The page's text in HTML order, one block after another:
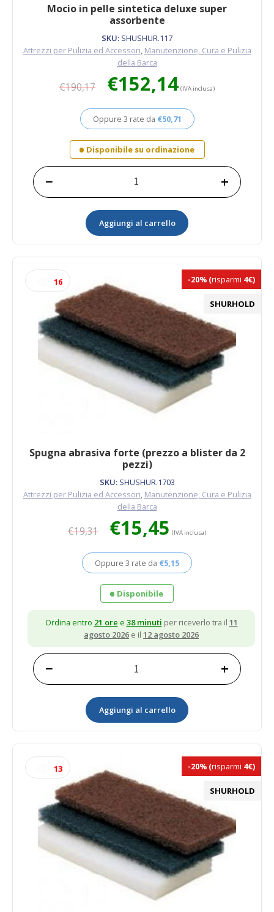
Mocio in pelle sintetica deluxe super
assorbente
SKU: SHUSHUR.117
Attrezzi per Pulizia ed Accessori, Manutenzione, Cura e Pulizia
della Barca
€190,17
prezzo
era:
€190,17.
€152,14prezzo
è:
€152,14.
(IVA inclusa)
Oppure 3 rate da €50,71
Disponibile su ordinazione
Mocio
assorbente
quantità
− +
Aggiungi al carrello
SHURHOLD
-20% (risparmi 4€)
Spugna abrasiva forte (prezzo a blister da 2
pezzi)
SKU:SHUSHUR.1703
Attrezzi per Pulizia ed Accessori, Manutenzione, Cura e Pulizia
della Barca
€19,31
prezzo
era:
€19,31.
€15,45 prezzo
è:
€15,45.
(IVA inclusa)
Oppure 3 rate da €5,15
16
Disponibile
Ordina entro 21 ore e 38 minuti per riceverlo tra il 11
agosto 2026 e il 12 agosto 2026
Spugna
abrasiva
da
2
pezzi)
quantità
− +
Aggiungi al carrello
SHURHOLD
-20% (risparmi 4€)
13